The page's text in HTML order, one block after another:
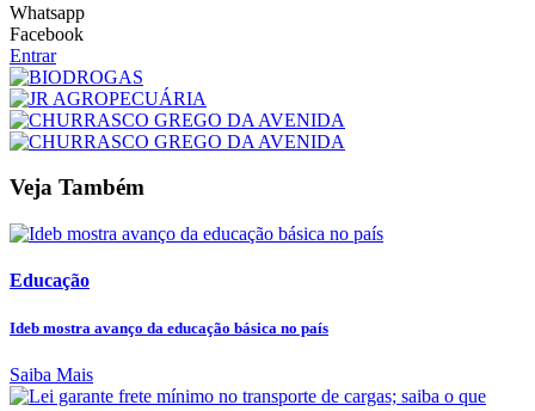
Whatsapp
Facebook
Entrar
Veja Também
Educação
Ideb mostra avanço da educação básica no país
Saiba Mais